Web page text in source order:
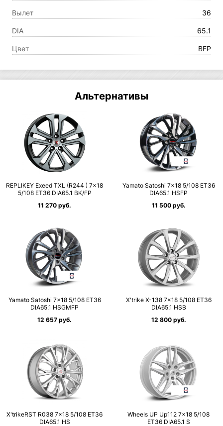
Вылет 36
DIA 65.1
Цвет BFP
Альтернативы
RЕPLIKEY Exeed TXL (R244 ) 7×18
5/108 ET36 DIA65.1 BK/FP
11 270 руб.
Yamato Satoshi 7×18 5/108 ET36
DIA65.1 HSFP
11 500 руб.
Yamato Satoshi 7×18 5/108 ET36
DIA65.1 HSGMFP
12 657 руб.
X'trike X-138 7×18 5/108 ET36
DIA65.1 HSB
12 800 руб.
X'trikeRST R038 7×18 5/108 ET36
DIA65.1 HS
Wheels UP Up112 7×18 5/108
ET36 DIA65.1 S